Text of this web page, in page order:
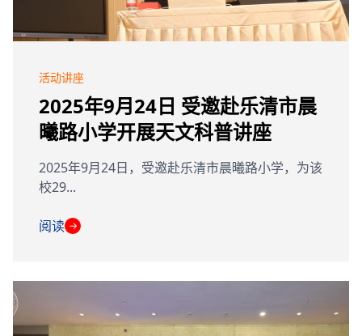
活动讲座
2025年9月24日 受邀赴乐清市晨
曦路小学开展天文科普讲座
2025年9月24日，受邀赴乐清市晨曦路小学，为该
校29...
阅读 →